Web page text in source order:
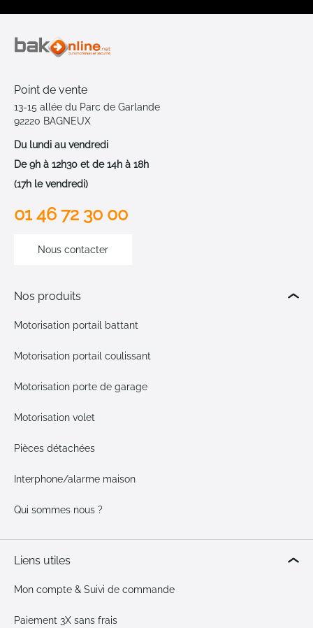
Point de vente
13-15 allée du Parc de Garlande
92220 BAGNEUX
Du lundi au vendredi
De 9h à 12h30 et de 14h à 18h
(17h le vendredi)
01 46 72 30 00
Nous contacter
Nos produits
Motorisation portail battant
Motorisation portail coulissant
Motorisation porte de garage
Motorisation volet
Pièces détachées
Interphone/alarme maison
Qui sommes nous ?
Liens utiles
Mon compte & Suivi de commande
Paiement 3X sans frais